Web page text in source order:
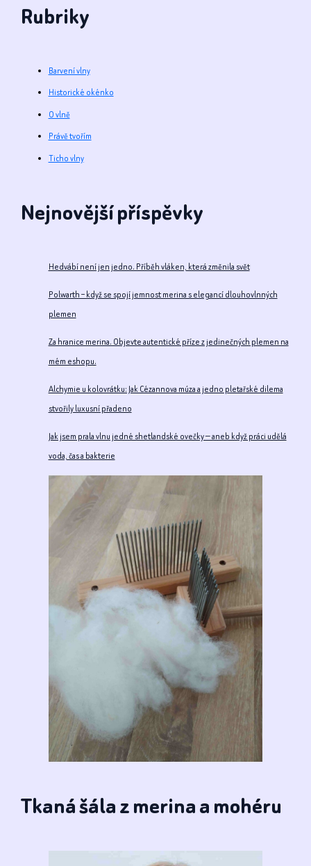
Rubriky
Barvení vlny
Historické okénko
O vlně
Právě tvořím
Ticho vlny
Nejnovější příspěvky
Hedvábí není jen jedno. Příběh vláken, která změnila svět
Polwarth – když se spojí jemnost merina s elegancí dlouhovlnných
plemen
Za hranice merina. Objevte autentické příze z jedinečných plemen na
mém eshopu.
Alchymie u kolovrátku: Jak Cézannova múza a jedno pletařské dilema
stvořily luxusní přadeno
Jak jsem prala vlnu jedné shetlandské ovečky — aneb když práci udělá
voda, čas a bakterie
Tkaná šála z merina a mohéru